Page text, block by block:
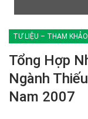
TƯ LIỆU – THAM KHẢO
Tổng Hợp
Ngành
Nam 2007